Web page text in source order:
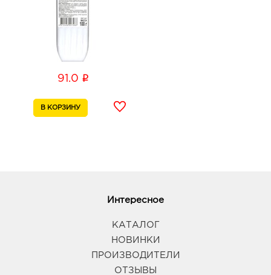
91.0 i
Интересное
КАТАЛОГ
НОВИНКИ
ПРОИЗВОДИТЕЛИ
ОТЗЫВЫ